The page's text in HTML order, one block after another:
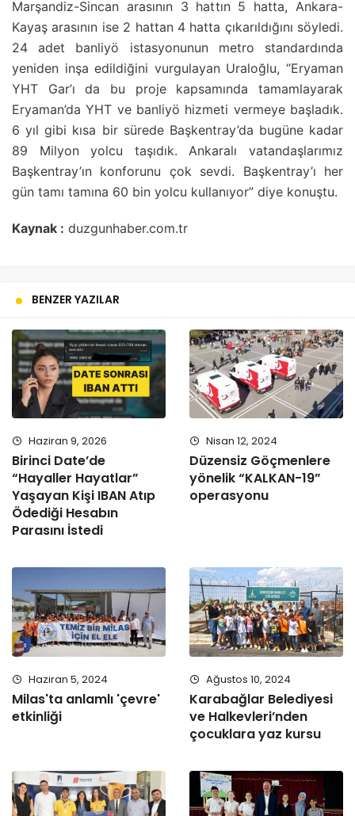
Marşandiz-Sincan arasının 3 hattın 5 hatta, Ankara-
Kayaş arasının ise 2 hattan 4 hatta çıkarıldığını söyledi.
24 adet banliyö istasyonunun metro standardında
yeniden inşa edildiğini vurgulayan Uraloğlu, “Eryaman
YHT Gar’ı da bu proje kapsamında tamamlayarak
Eryaman’da YHT ve banliyö hizmeti vermeye başladık.
6 yıl gibi kısa bir sürede Başkentray’da bugüne kadar
89 Milyon yolcu taşıdık. Ankaralı vatandaşlarımız
Başkentray’ın konforunu çok sevdi. Başkentray’ı her
gün tamı tamına 60 bin yolcu kullanıyor” diye konuştu.
Kaynak : duzgunhaber.com.tr
BENZER YAZILAR
Haziran 9, 2026
Birinci Date’de
“Hayaller Hayatlar”
Yaşayan Kişi IBAN Atıp
Ödediği Hesabın
Parasını İstedi
Nisan 12, 2024
Düzensiz Göçmenlere
yönelik “KALKAN-19”
operasyonu
Haziran 5, 2024
Milas'ta anlamlı 'çevre'
etkinliği
Ağustos 10, 2024
Karabağlar Belediyesi
ve Halkevleri’nden
çocuklara yaz kursu